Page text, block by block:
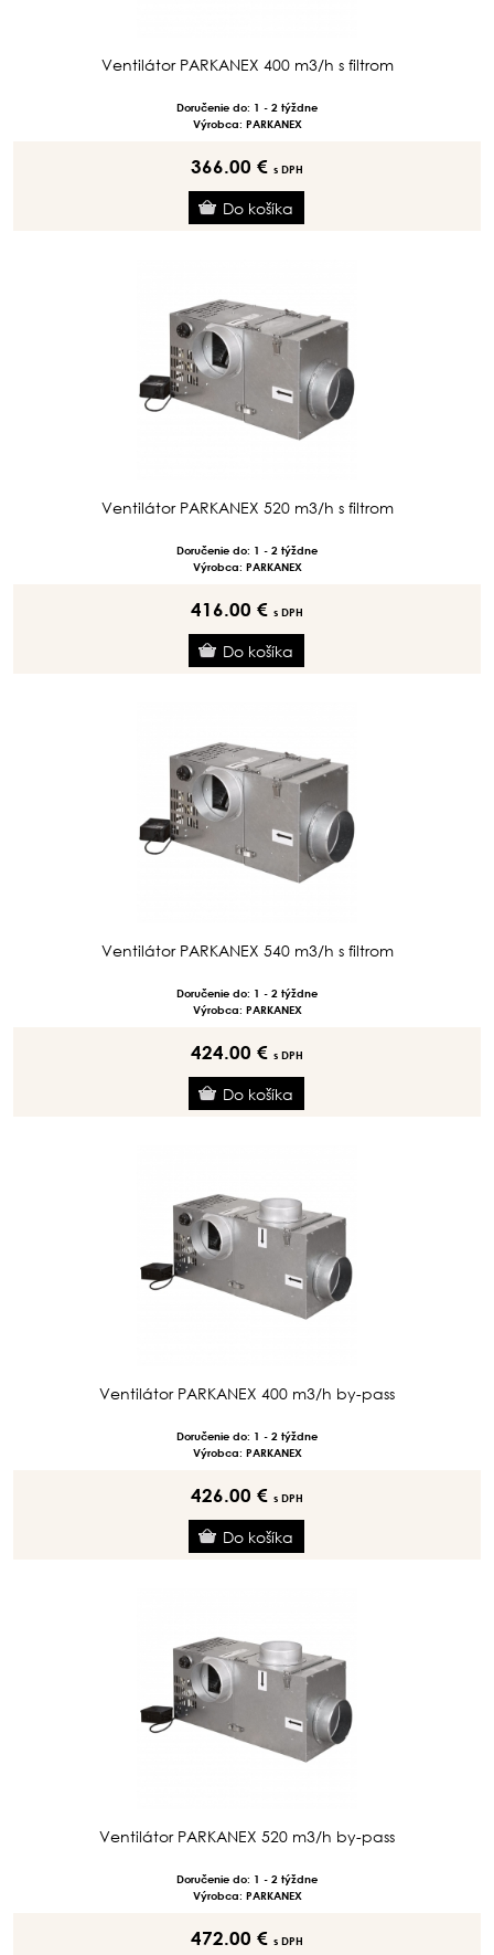
Ventilátor PARKANEX 400 m3/h s filtrom
Doručenie do: 1 - 2 týždne
Výrobca: PARKANEX
366.00 € s DPH
Ventilátor PARKANEX 520 m3/h s filtrom
Doručenie do: 1 - 2 týždne
Výrobca: PARKANEX
416.00 € s DPH
Ventilátor PARKANEX 540 m3/h s filtrom
Doručenie do: 1 - 2 týždne
Výrobca: PARKANEX
424.00 € s DPH
Ventilátor PARKANEX 400 m3/h by-pass
Doručenie do: 1 - 2 týždne
Výrobca: PARKANEX
426.00 € s DPH
Ventilátor PARKANEX 520 m3/h by-pass
Doručenie do: 1 - 2 týždne
Výrobca: PARKANEX
472.00 € s DPH